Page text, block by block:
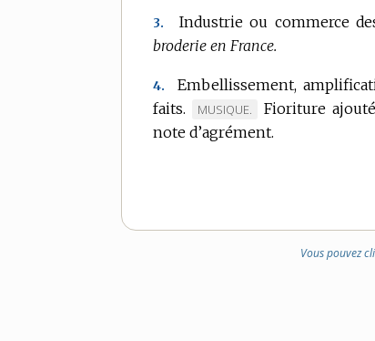
3. Industrie ou commerce
broderie en France.
4. Embellissement,
faits.
MARQUE
DE
MUSIQUE.
Fioriture
note d’agrément.
Vous pouvez